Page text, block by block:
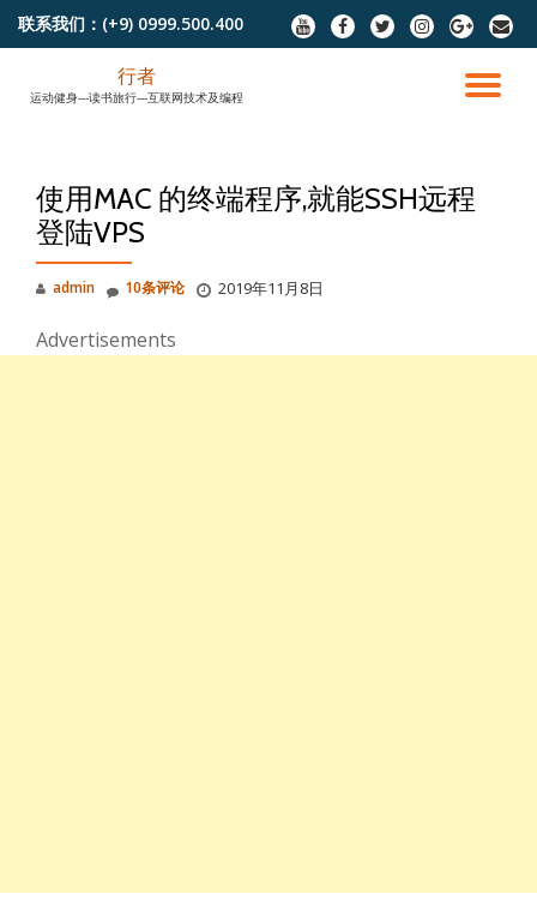
联系我们： (+9) 0999.500.400
fa-
youtube
fa-
facebook
fa-
twitter
fa-
instagram
fa-
google-
plus
fa-
切
行者
运动健身---读书旅行---互联网技术及编程
使用MAC 的终端程序,就能SSH远程
登陆VPS
admin 2019年11月8日
10条评论
Advertisements